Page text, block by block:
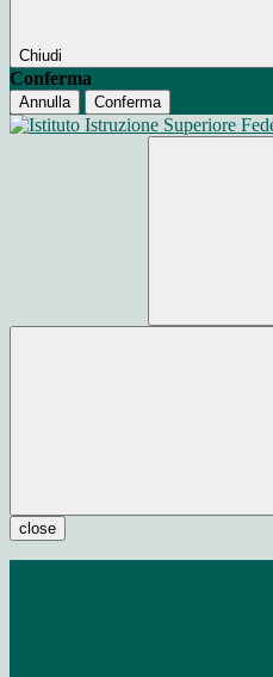
Chiudi
Conferma
Annulla Conferma
close